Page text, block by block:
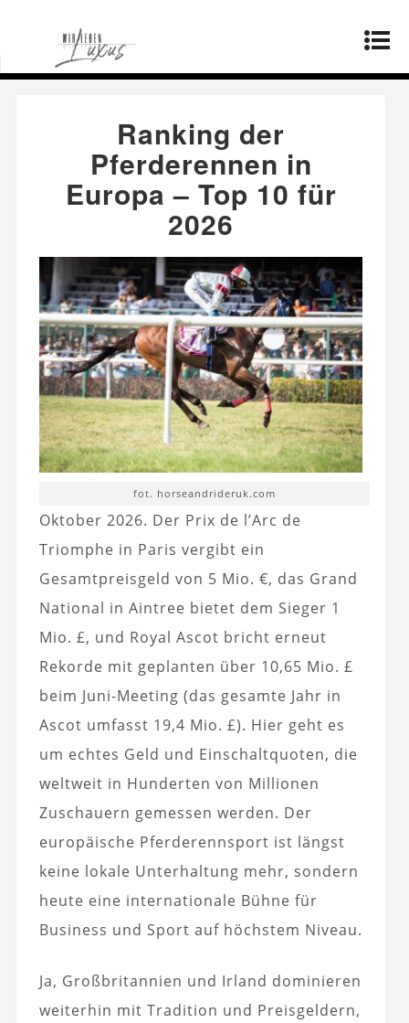
Startseite»
Ranking der Pferderennen in
Europa – Top 10 für 2026
Ranking der
Pferderennen in
Europa – Top 10 für
2026
fot. horseandrideruk.com
Oktober 2026. Der Prix de l’Arc de
Triomphe in Paris vergibt ein
Gesamtpreisgeld von 5 Mio. €, das Grand
National in Aintree bietet dem Sieger 1
Mio. £, und Royal Ascot bricht erneut
Rekorde mit geplanten über 10,65 Mio. £
beim Juni-Meeting (das gesamte Jahr in
Ascot umfasst 19,4 Mio. £). Hier geht es
um echtes Geld und Einschaltquoten, die
weltweit in Hunderten von Millionen
Zuschauern gemessen werden. Der
europäische Pferderennsport ist längst
keine lokale Unterhaltung mehr, sondern
heute eine internationale Bühne für
Business und Sport auf höchstem Niveau.
Ja, Großbritannien und Irland dominieren
weiterhin mit Tradition und Preisgeldern,